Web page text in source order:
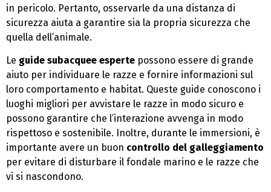
in pericolo. Pertanto, osservarle da una distanza di
sicurezza aiuta a garantire sia la propria sicurezza che
quella dell’animale.
Le guide subacquee esperte possono essere di grande
aiuto per individuare le razze e fornire informazioni sul
loro comportamento e habitat. Queste guide conoscono i
luoghi migliori per avvistare le razze in modo sicuro e
possono garantire che l’interazione avvenga in modo
rispettoso e sostenibile. Inoltre, durante le immersioni, è
importante avere un buon controllo del galleggiamento
per evitare di disturbare il fondale marino e le razze che
vi si nascondono.